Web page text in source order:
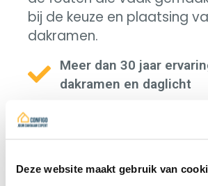
Deze website maakt gebruik van
bij de keuze en plaatsing
dakramen.
Meer dan 30 jaar
dakramen en daglicht
Koninklijke eretitel
dakdekkerssector